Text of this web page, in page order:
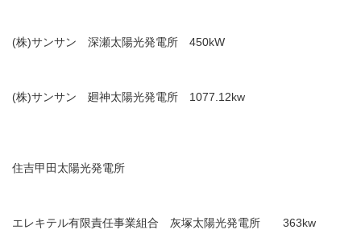
(株)サンサン 深瀬太陽光発電所 450kW
(株)サンサン 廻神太陽光発電所 1077.12kw
住吉甲田太陽光発電所
エレキテル有限責任事業組合 灰塚太陽光発電所 363kw